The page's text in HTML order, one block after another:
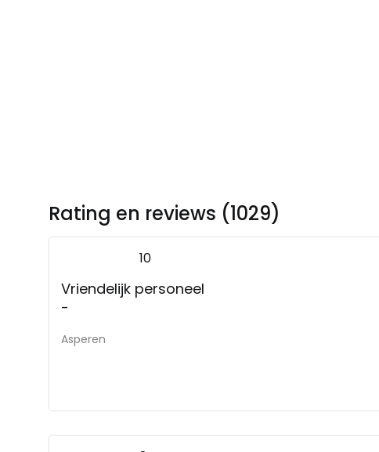
Rating en reviews (1029)
10
Vriendelijk personeel
-
Asperen